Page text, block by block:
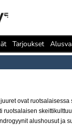
Tarjoukset
ovat
ruotsalaisen
alushousut ja